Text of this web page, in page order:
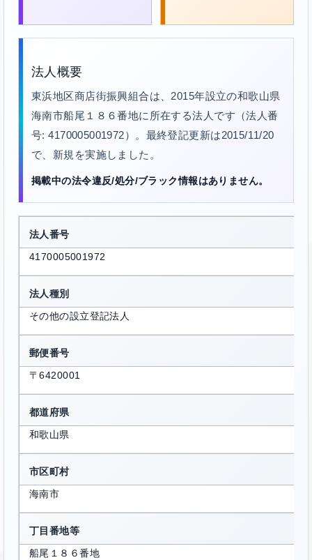
法人概要
東浜地区商店街振興組合は、2015年設立の和歌山県
海南市船尾１８６番地に所在する法人です（法人番
号: 4170005001972）。最終登記更新は2015/11/20
で、新規を実施しました。
掲載中の法令違反/処分/ブラック情報はありません。
法人番号
4170005001972
法人種別
その他の設立登記法人
郵便番号
〒6420001
都道府県
和歌山県
市区町村
海南市
丁目番地等
船尾１８６番地